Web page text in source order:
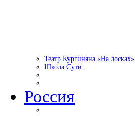
Театр Кургиняна «На досках»
Школа Сути
Россия